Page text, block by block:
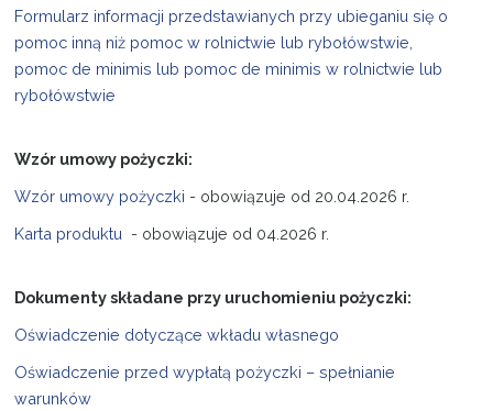
Formularz informacji przedstawianych przy ubieganiu się o
pomoc inną niż pomoc w rolnictwie lub rybołówstwie,
pomoc de minimis lub pomoc de minimis w rolnictwie lub
rybołówstwie
Wzór umowy pożyczki:
Wzór umowy pożyczki - obowiązuje od 20.04.2026 r.
Karta produktu - obowiązuje od 04.2026 r.
Dokumenty składane przy uruchomieniu pożyczki:
Oświadczenie dotyczące wkładu własnego
Oświadczenie przed wypłatą pożyczki – spełnianie
warunków